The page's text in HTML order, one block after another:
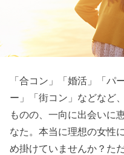
「合コン」「婚活」「パ
ー」「街コン」などなど
ものの、一向に出会いに
なた。本当に理想の女性
め掛けていませんか？た